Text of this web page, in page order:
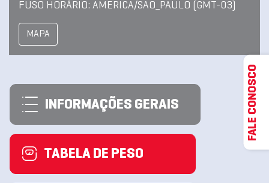
FUSO HORÁRIO: AMERICA/SAO_PAULO (GMT-03)
MAPA
INFORMAÇÕES GERAIS
TABELA DE PESO
FALE CONOSCO